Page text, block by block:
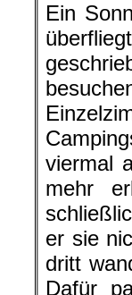
Ein
viermal
mehr
er sie
dritt
Dafür